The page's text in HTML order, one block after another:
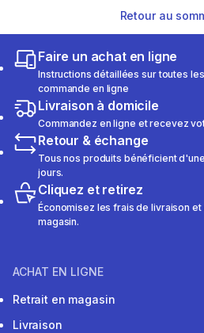
Retour au
Faire un achat en ligne
Instructions détaillées sur toutes
commande en ligne
Livraison à domicile
Commandez en ligne et recevez
Retour & échange
Tous nos produits bénéficient
jours.
Cliquez et retirez
Économisez les frais de livraison
magasin.
ACHAT EN LIGNE
Retrait en magasin
Livraison